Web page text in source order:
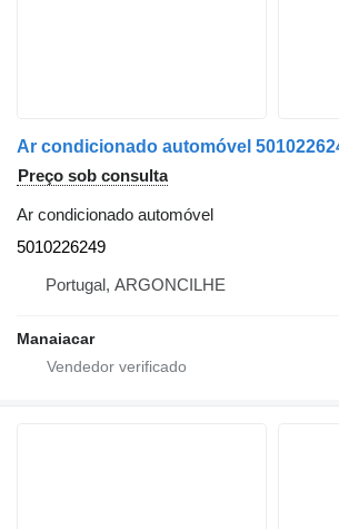
Preço sob consulta
Ar condicionado automóvel
5010226249
Portugal, ARGONCILHE
Manaiacar